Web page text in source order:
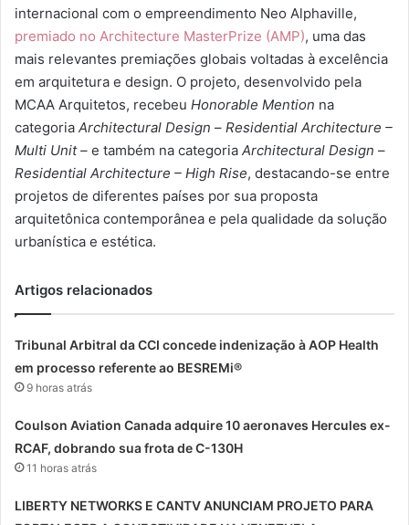
internacional com o empreendimento Neo Alphaville,
premiado no Architecture MasterPrize (AMP), uma das
mais relevantes premiações globais voltadas à excelência
em arquitetura e design. O projeto, desenvolvido pela
MCAA Arquitetos, recebeu Honorable Mention na
categoria Architectural Design – Residential Architecture –
Multi Unit – e também na categoria Architectural Design –
Residential Architecture – High Rise, destacando-se entre
projetos de diferentes países por sua proposta
arquitetônica contemporânea e pela qualidade da solução
urbanística e estética.
Artigos relacionados
Tribunal Arbitral da CCI concede indenização à AOP Health
em processo referente ao BESREMi®
9 horas atrás
Coulson Aviation Canada adquire 10 aeronaves Hercules ex-
RCAF, dobrando sua frota de C-130H
11 horas atrás
LIBERTY NETWORKS E CANTV ANUNCIAM PROJETO PARA